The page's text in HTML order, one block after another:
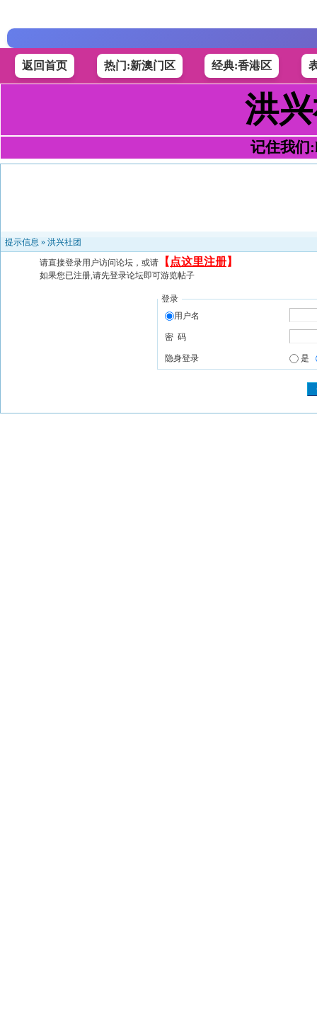
返回首页 热门:新澳门区 经典:香港区
洪
记住我们
提示信息 » 洪兴社团
请直接登录用户访问论坛，或请 【 点这里注册】
如果您已注册,请先登录论坛即可游览帖子
登录
用户名
密 码
隐身登录 是